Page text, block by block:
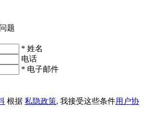
题
* 姓名
电话
* 电子邮件
根据 私隐政策, 我接受这些条件用户协